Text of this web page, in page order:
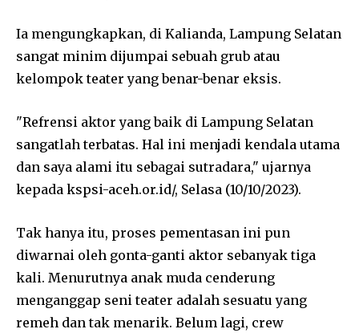
Ia mengungkapkan, di Kalianda, Lampung Selatan
sangat minim dijumpai sebuah grub atau
kelompok teater yang benar-benar eksis.
"Refrensi aktor yang baik di Lampung Selatan
sangatlah terbatas. Hal ini menjadi kendala utama
dan saya alami itu sebagai sutradara," ujarnya
kepada kspsi-aceh.or.id/, Selasa (10/10/2023).
Tak hanya itu, proses pementasan ini pun
diwarnai oleh gonta-ganti aktor sebanyak tiga
kali. Menurutnya anak muda cenderung
menganggap seni teater adalah sesuatu yang
remeh dan tak menarik. Belum lagi, crew